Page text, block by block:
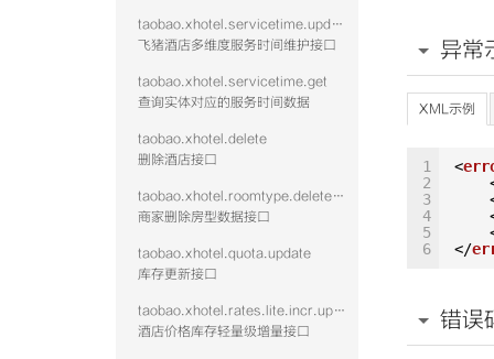
taobao.xhotel.servicetime.update
飞猪酒店多维度服务时间维护接口
taobao.xhotel.servicetime.get
查询实体对应的服务时间数据
taobao.xhotel.delete
删除酒店接口
taobao.xhotel.roomtype.delete.public
商家删除房型数据接口
taobao.xhotel.quota.update
库存更新接口
taobao.xhotel.rates.lite.incr.update
酒店价格库存轻量级增量接口
33
34
35
36
37
50
异常
XML示例
1
2
3
4
5
6
<
</
错误